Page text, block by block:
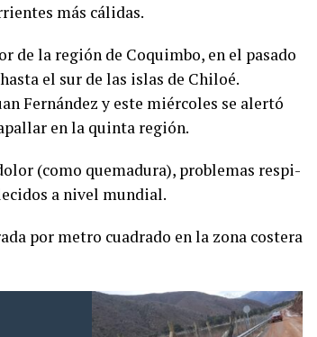
más cálidas.
de la región de Coquimbo, en el pasado
el sur de las islas de Chiloé.
Fernández y este miércoles se alertó
en la quinta región.
(como quemadura), problemas respi­
a nivel mundial.
por metro cuadrado en la zona costera